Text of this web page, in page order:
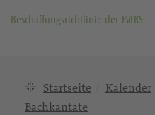
Beschaffungsrichtlinie der EVLKS
Startseite Kalender
Bachkantate